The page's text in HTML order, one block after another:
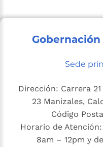
Gobernación
Sede
Dirección: Carrera
23 Manizales,
Código
Horario de
8am – 12pm y